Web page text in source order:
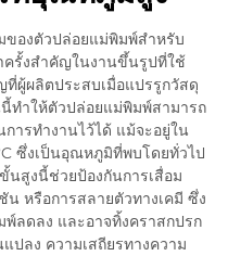
ของตัวปล่อยแม่พิมพ์สำหรับ
ครั้งสำคัญในงานขึ้นรูปที่ใช้
ผู้ผลิตประสบเมื่อแปรรูกวัสดุ
ทำให้ตัวปล่อยแม่พิมพ์สามารถ
ารทำงานไว้ได้ แม้จะอยู่ใน
ซึ่งเป็นอุณหภูมิที่พบโดยทั่วไป
นสูงนี้ช่วยป้องกันการเสื่อม
หรือการสลายตัวทางเคมี ซึ่ง
ลดลง และอาจทิ้งคราสกปรก
ลง ความเสถียรทางความ